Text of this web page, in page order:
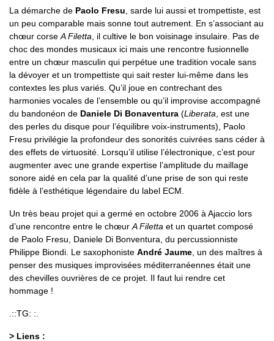
La démarche de Paolo Fresu , sarde lui aussi et trompettiste, est
un peu comparable mais sonne tout autrement. En s’associant au
chœur corse A Filetta , il cultive le bon voisinage insulaire. Pas de
choc des mondes musicaux ici mais une rencontre fusionnelle
entre un chœur masculin qui perpétue une tradition vocale sans
la dévoyer et un trompettiste qui sait rester lui-même dans les
contextes les plus variés. Qu’il joue en contrechant des
harmonies vocales de l’ensemble ou qu’il improvise accompagné
du bandonéon de Daniele Di Bonaventura (Liberata , est une
des perles du disque pour l’équilibre voix-instruments), Paolo
Fresu privilégie la profondeur des sonorités cuivrées sans céder à
des effets de virtuosité. Lorsqu’il utilise l’électronique, c’est pour
augmenter avec une grande expertise l’amplitude du maillage
sonore aidé en cela par la qualité d’une prise de son qui reste
fidèle à l’esthétique légendaire du label ECM.
Un très beau projet qui a germé en octobre 2006 à Ajaccio lors
d’une rencontre entre le chœur A Filetta et un quartet composé
de Paolo Fresu, Daniele Di Bonventura, du percussionniste
Philippe Biondi. Le saxophoniste André Jaume , un des maîtres à
penser des musiques improvisées méditerranéennes était une
des chevilles ouvrières de ce projet. Il faut lui rendre cet
hommage !
.::TG: :.
> Liens :